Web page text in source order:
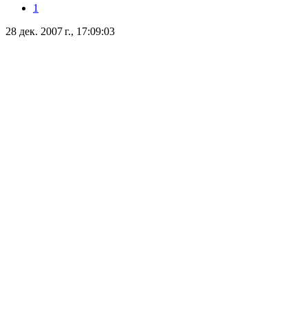
1
28 дек. 2007 г., 17:09:03